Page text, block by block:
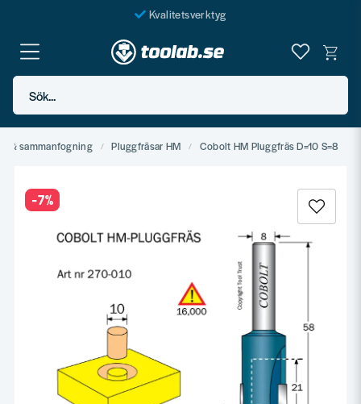
Kvalitetsverktyg
Fraktfritt över 999 SEK*
En järnhandel för alla
Sök...
& sammanfogning Pluggfräsar HM Cobolt HM Pluggfräs D=10 S=8
-7%